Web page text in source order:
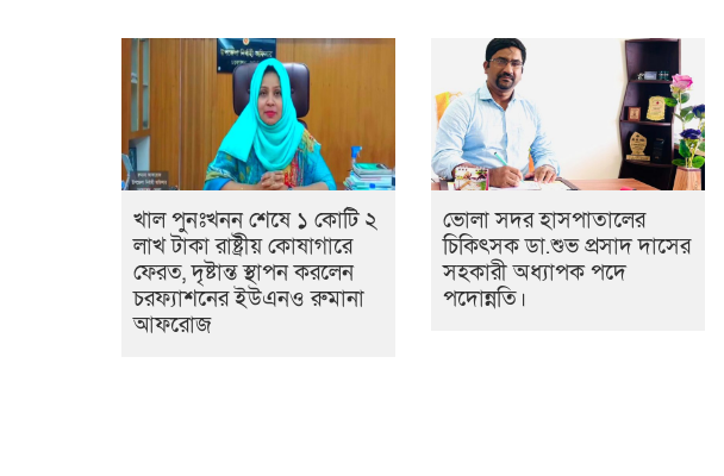
খাল পুনঃখনন শেষে ১ কোটি ২
লাখ টাকা রাষ্ট্রীয় কোষাগারে
ফেরত, দৃষ্টান্ত স্থাপন করলেন
চরফ্যাশনের ইউএনও রুমানা
আফরোজ
ভোলা সদর হাসপাতালের
চিকিৎসক ডা.শুভ প্রসাদ দাসের
সহকারী অধ্যাপক পদে
পদোন্নতি।